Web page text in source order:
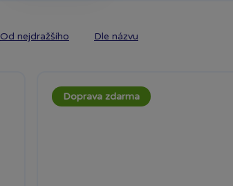
Od nejdražšího Dle názvu
Doprava zdarma